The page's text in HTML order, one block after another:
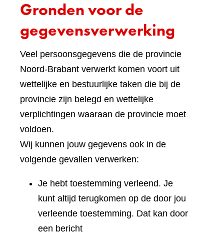
Gronden voor de
gegevensverwerking
Veel persoonsgegevens die de provincie
Noord-Brabant verwerkt komen voort uit
wettelijke en bestuurlijke taken die bij de
provincie zijn belegd en wettelijke
verplichtingen waaraan de provincie moet
voldoen.
Wij kunnen jouw gegevens ook in de
volgende gevallen verwerken:
Je hebt toestemming verleend. Je
kunt altijd terugkomen op de door jou
verleende toestemming. Dat kan door
een bericht